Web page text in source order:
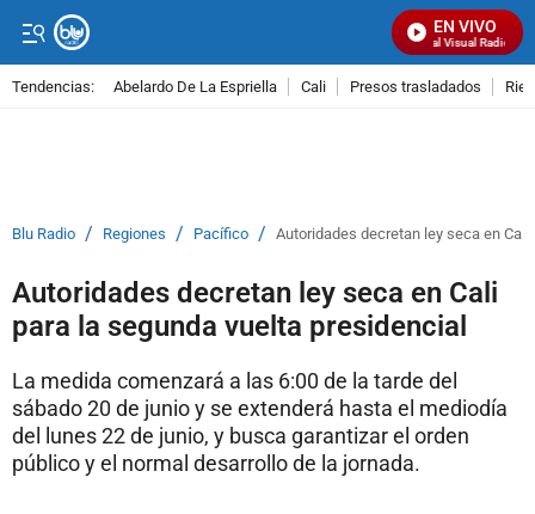
EN VIVO
Señal Visual Radio
Tendencias: Abelardo De La Espriella Cali Presos trasladados
Blu Radio / Regiones / Pacífico / Autoridades decretan ley seca en
Autoridades decretan ley seca en Cali
para la segunda vuelta presidencial
La medida comenzará a las 6:00 de la tarde del
sábado 20 de junio y se extenderá hasta el mediodía
del lunes 22 de junio, y busca garantizar el orden
público y el normal desarrollo de la jornada.